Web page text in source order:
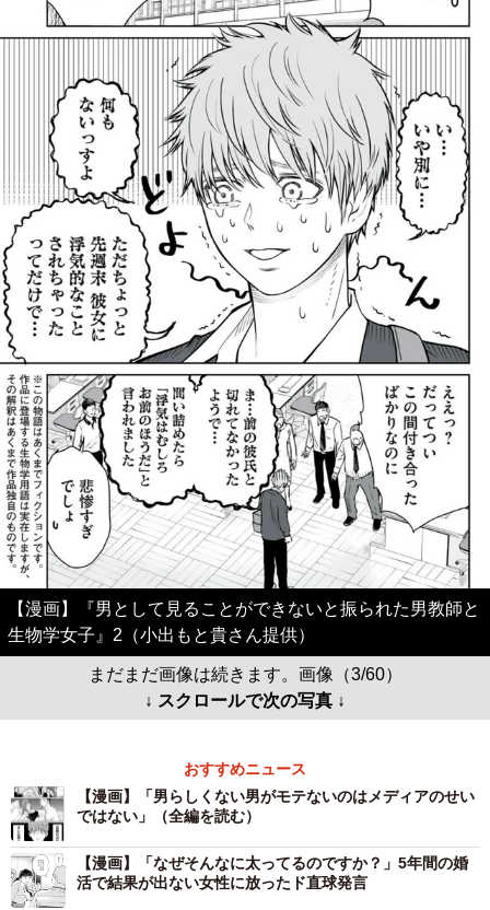
【漫画】『男として見ることができないと振られた男教師と
生物学女子』2（小出もと貴さん提供）
まだまだ画像は続きます。画像（3/60）
↓ スクロールで次の写真 ↓
おすすめニュース
【漫画】「男らしくない男がモテないのはメディアのせい
ではない」（全編を読む）
【漫画】「なぜそんなに太ってるのですか？」5年間の婚
活で結果が出ない女性に放ったド直球発言